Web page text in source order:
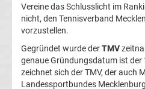
heute
TV
Vereine das Schlusslicht im
nicht, den Tennisverband
vorzustellen.
Gegründet wurde derTMV
genaue Gründungsdatum ist der
zeichnet sich der TMV, der auch
Landessportbundes